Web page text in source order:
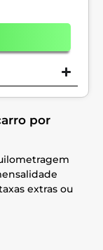
por
extras ou